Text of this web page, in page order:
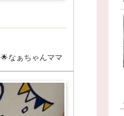
🌟なぁちゃんママ